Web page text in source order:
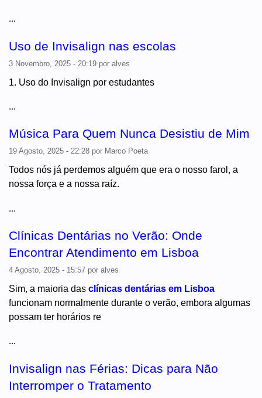
...
Uso de Invisalign nas escolas
3 Novembro, 2025 - 20:19 por alves
1. Uso do Invisalign por estudantes
...
Música Para Quem Nunca Desistiu de Mim
19 Agosto, 2025 - 22:28 por Marco Poeta
Todos nós já perdemos alguém que era o nosso farol, a
nossa força e a nossa raíz.
...
Clínicas Dentárias no Verão: Onde
Encontrar Atendimento em Lisboa
4 Agosto, 2025 - 15:57 por alves
Sim, a maioria das clínicas dentárias em Lisboa
funcionam normalmente durante o verão, embora algumas
possam ter horários re
...
Invisalign nas Férias: Dicas para Não
Interromper o Tratamento